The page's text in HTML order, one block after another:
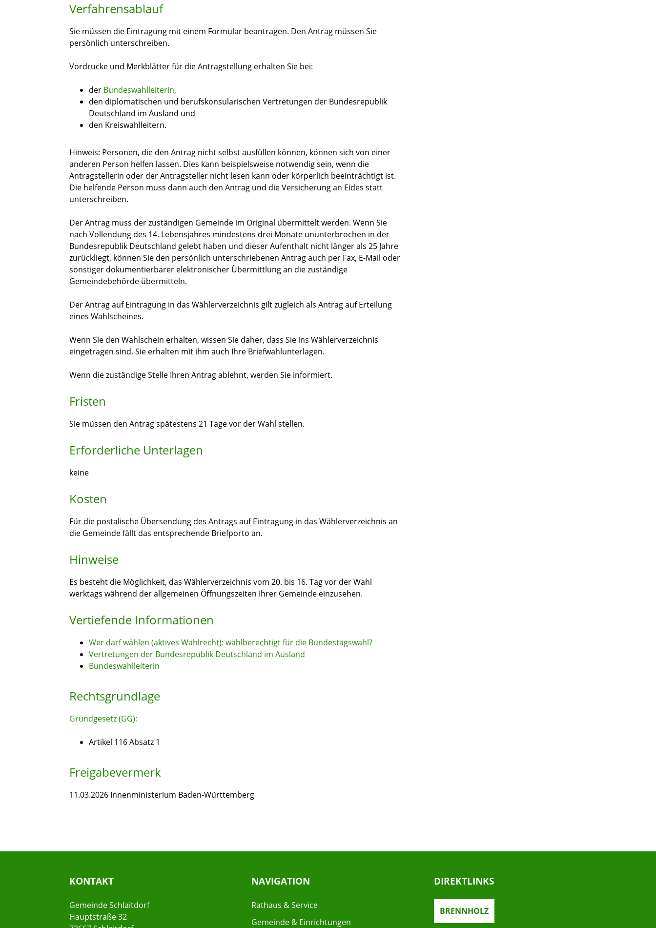
Verfahrensablauf
Sie müssen die Eintragung mit einem Formular beantragen. Den Antrag müssen Sie
persönlich unterschreiben.
Vordrucke und Merkblätter für die Antragstellung erhalten Sie bei:
der Bundeswahlleiterin,
den diplomatischen und berufskonsularischen Vertretungen der Bundesrepublik
Deutschland im Ausland und
den Kreiswahlleitern.
Hinweis: Personen, die den Antrag nicht selbst ausfüllen können, können sich von einer
anderen Person helfen lassen. Dies kann beispielsweise notwendig sein, wenn die
Antragstellerin oder der Antragsteller nicht lesen kann oder körperlich beeinträchtigt ist.
Die helfende Person muss dann auch den Antrag und dieVersicherung an Eides statt
unterschreiben.
Der Antrag muss der zuständigen Gemeinde im Original übermittelt werden. Wenn Sie
nach Vollendung des 14. Lebensjahres mindestens drei Monate ununterbrochen in der
Bundesrepublik Deutschland gelebt haben und dieser Aufenthalt nicht länger als 25 Jahre
zurückliegt, können Sie den persönlich unterschriebenen Antrag auch per Fax, E-Mail oder
sonstiger dokumentierbarer elektronischer Übermittlung an die zuständige
Gemeindebehörde übermitteln.
Der Antrag auf Eintragung in das Wählerverzeichnis gilt zugleich als Antrag auf Erteilung
eines Wahlscheines.
Wenn Sie den Wahlschein erhalten, wissen Sie daher, dass Sie ins Wählerverzeichnis
eingetragen sind. Sie erhalten mit ihm auch Ihre Briefwahlunterlagen.
Wenn die zuständige Stelle Ihren Antrag ablehnt, werden Sie informiert.
Fristen
Sie müssen den Antrag spätestens 21 Tage vor der Wahl stellen.
Erforderliche Unterlagen
keine
Kosten
Für die postalische Übersendung des Antrags auf Eintragung in das Wählerverzeichnis an
die Gemeinde fällt das entsprechende Briefporto an.
Hinweise
Es besteht die Möglichkeit, das Wählerverzeichnis vom 20. bis 16. Tag vor der Wahl
werktags während der allgemeinen Öffnungszeiten Ihrer Gemeinde einzusehen.
Vertiefende Informationen
Wer darf wählen (aktives Wahlrecht): wahlberechtigt für die Bundestagswahl?
Vertretungen der Bundesrepublik Deutschland im Ausland
Bundeswahlleiterin
Rechtsgrundlage
Grundgesetz (GG):
Artikel 116 Absatz 1
Freigabevermerk
11.03.2026 Innenministerium Baden-Württemberg
KONTAKT
Gemeinde Schlaitdorf
Hauptstraße 32
NAVIGATION
Rathaus & Service
Gemeinde & Einrichtungen
DIREKTLINKS
BRENNHOLZ